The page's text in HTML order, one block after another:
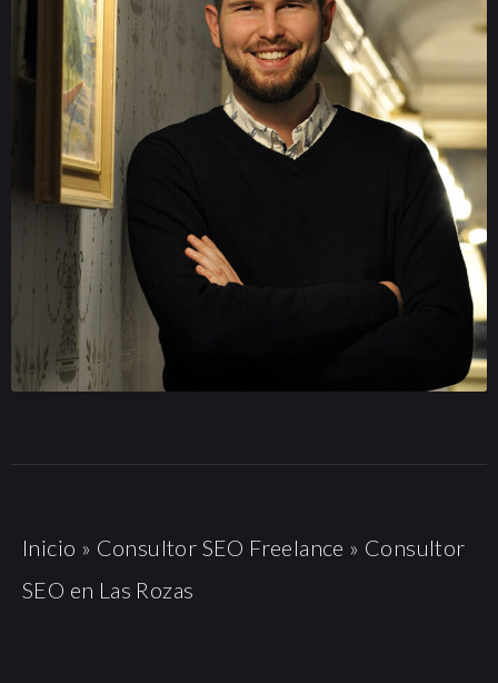
Inicio » Consultor SEO Freelance » Consultor
SEO en Las Rozas